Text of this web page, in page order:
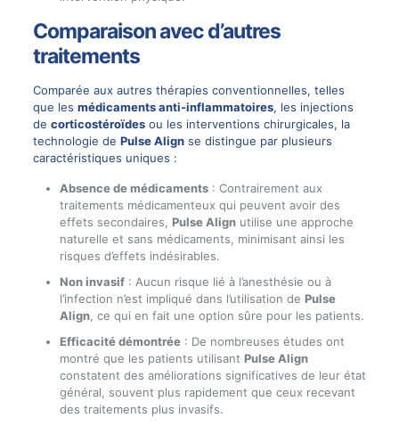
Comparaison avec d’autres
traitements
Comparée aux autres thérapies conventionnelles, telles
que les médicaments anti-inflammatoires, les injections
de corticostéroïdesou les interventions chirurgicales, la
technologie de Pulse Alignse distingue par plusieurs
caractéristiques uniques :
Absence de médicaments: Contrairement aux
traitements médicamenteux qui peuvent avoir des
effets secondaires, Pulse Alignutilise une approche
naturelle et sans médicaments, minimisant ainsi les
risques d’effets indésirables.
Non invasif: Aucun risque lié à l’anesthésie ou à
l’infection n’est impliqué dans l’utilisation de Pulse
Align, ce qui en fait une option sûre pour les patients.
Efficacité démontrée: De nombreuses études ont
montré que les patients utilisant Pulse Align
constatent des améliorations significatives de leur état
général, souvent plus rapidement que ceux recevant
des traitements plus invasifs.